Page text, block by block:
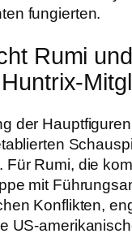
fungierten.
Rumi
der
Für Rumi, die
mit
Konflikten,
US-